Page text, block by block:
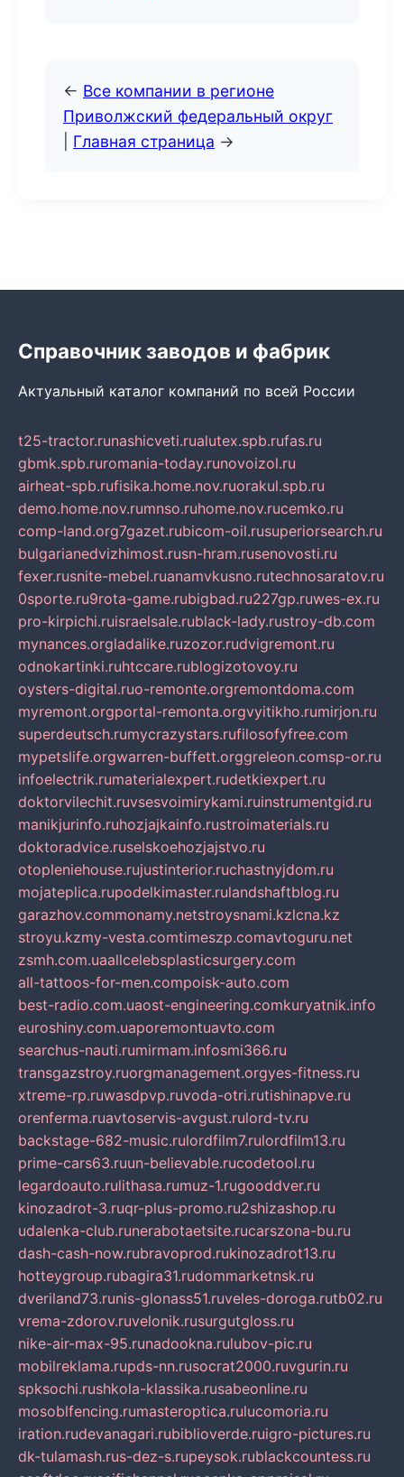
← Все компании в регионе
Приволжский федеральный округ
Главная страница →
Справочник заводов и фабрик
Актуальный каталог компаний по всей России
t25-tractor.runashicveti.rualutex.spb.rufas.ru
gbmk.spb.ruromania-today.runovoizol.ru
airheat-spb.rufisika.home.nov.ruorakul.spb.ru
demo.home.nov.rumnso.ruhome.nov.rucemko.ru
comp-land.org7gazet.rubicom-oil.rusuperiorsearch.ru
bulgarianedvizhimost.rusn-hram.rusenovosti.ru
fexer.rusnite-mebel.ruanamvkusno.rutechnosaratov.ru
0sporte.ru9rota-game.rubigbad.ru227gp.ruwes-ex.ru
pro-kirpichi.ruisraelsale.rublack-lady.rustroy-db.com
mynances.orgladalike.ruzozor.rudvigremont.ru
odnokartinki.ruhtccare.rublogizotovoy.ru
oysters-digital.ruo-remonte.orgremontdoma.com
myremont.orgportal-remonta.orgvyitikho.rumirjon.ru
superdeutsch.rumycrazystars.rufilosofyfree.com
mypetslife.orgwarren-buffett.orggreleon.comsp-or.ru
infoelectrik.rumaterialexpert.rudetkiexpert.ru
doktorvilechit.ruvsesvoimirykami.ruinstrumentgid.ru
manikjurinfo.ruhozjajkainfo.rustroimaterials.ru
doktoradvice.ruselskoehozjajstvo.ru
otopleniehouse.rujustinterior.ruchastnyjdom.ru
mojateplica.rupodelkimaster.rulandshaftblog.ru
garazhov.commonamy.netstroysnami.kzlcna.kz
stroyu.kzmy-vesta.comtimeszp.comavtoguru.net
zsmh.com.uaallcelebsplasticsurgery.com
all-tattoos-for-men.compoisk-auto.com
best-radio.com.uaost-engineering.comkuryatnik.info
euroshiny.com.uaporemontuavto.com
searchus-nauti.rumirmam.infosmi366.ru
transgazstroy.ruorgmanagement.orgyes-fitness.ru
xtreme-rp.ruwasdpvp.ruvoda-otri.rutishinapve.ru
orenferma.ruavtoservis-avgust.rulord-tv.ru
backstage-682-music.rulordfilm7.rulordfilm13.ru
prime-cars63.ruun-believable.rucodetool.ru
legardoauto.rulithasa.rumuz-1.rugooddver.ru
kinozadrot-3.ruqr-plus-promo.ru2shizashop.ru
udalenka-club.runerabotaetsite.rucarszona-bu.ru
dash-cash-now.rubravoprod.rukinozadrot13.ru
hotteygroup.rubagira31.rudommarketnsk.ru
dveriland73.runis-glonass51.ruveles-doroga.rutb02.ru
vrema-zdorov.ruvelonik.rusurgutgloss.ru
nike-air-max-95.runadookna.rulubov-pic.ru
mobilreklama.rupds-nn.rusocrat2000.ruvgurin.ru
spksochi.rushkola-klassika.rusabeonline.ru
mosoblfencing.rumasteroptica.rulucomoria.ru
iration.rudevanagari.rubiblioverde.ruigro-pictures.ru
dk-tulamash.rus-dez-s.rupeysok.rublackcountess.ru